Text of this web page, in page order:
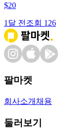
$20
1달 전 조회 126
팔마켓
회사소개 채용
둘러보기